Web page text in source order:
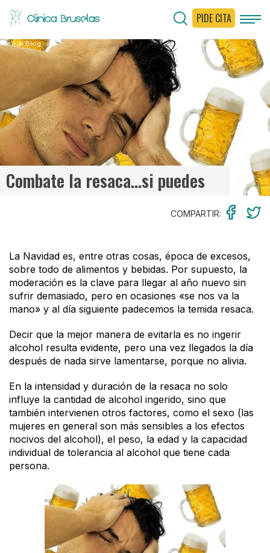
PIDE CITA
< Ir al Blog
Combate la resaca…si puedes
COMPARTIR:
La Navidad es, entre otras cosas, época de excesos,
sobre todo de alimentos y bebidas. Por supuesto, la
moderación es la clave para llegar al año nuevo sin
sufrir demasiado, pero en ocasiones «se nos va la
mano» y al día siguiente padecemos la temida resaca.
Decir que la mejor manera de evitarla es no ingerir
alcohol resulta evidente, pero una vez llegados la día
después de nada sirve lamentarse, porque no alivia.
En la intensidad y duración de la resaca no solo
influye la cantidad de alcohol ingerido, sino que
también intervienen otros factores, como el sexo (las
mujeres en general son más sensibles a los efectos
nocivos del alcohol), el peso, la edad y la capacidad
individual de tolerancia al alcohol que tiene cada
persona.